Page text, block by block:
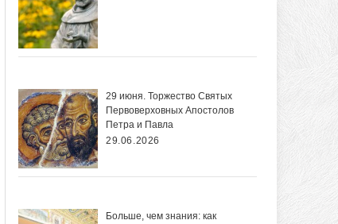
29 июня. Торжество Святых
Первоверховных Апостолов
Петра и Павла
29.06.2026
Больше, чем знания: как